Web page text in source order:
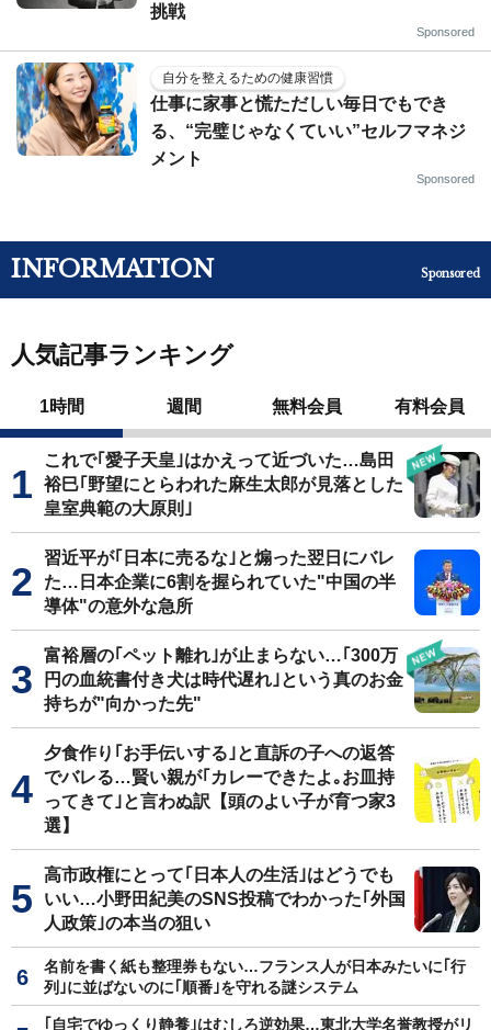
挑戦
Sponsored
自分を整えるための健康習慣
仕事に家事と慌ただしい毎日でもでき
る、“完璧じゃなくていい”セルフマネジ
メント
Sponsored
INFORMATION Sponsored
人気記事ランキング
1時間 週間 無料会員 有料会員
これで｢愛子天皇｣はかえって近づいた…島田
裕巳｢野望にとらわれた麻生太郎が見落とした
皇室典範の大原則｣
習近平が｢日本に売るな｣と煽った翌日にバレ
た…日本企業に6割を握られていた"中国の半
導体"の意外な急所
富裕層の｢ペット離れ｣が止まらない…｢300万
円の血統書付き犬は時代遅れ｣という真のお金
持ちが"向かった先"
夕食作り｢お手伝いする｣と直訴の子への返答
でバレる…賢い親が｢カレーできたよ｡お皿持
ってきて｣と言わぬ訳【頭のよい子が育つ家3
選】
高市政権にとって｢日本人の生活｣はどうでも
いい…小野田紀美のSNS投稿でわかった｢外国
人政策｣の本当の狙い
名前を書く紙も整理券もない…フランス人が日本みたいに｢行
列｣に並ばないのに｢順番｣を守れる謎システム
｢自宅でゆっくり静養｣はむしろ逆効果…東北大学名誉教授がリ